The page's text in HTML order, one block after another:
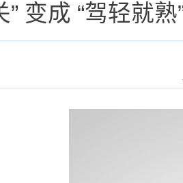
” 变成 “驾轻就熟